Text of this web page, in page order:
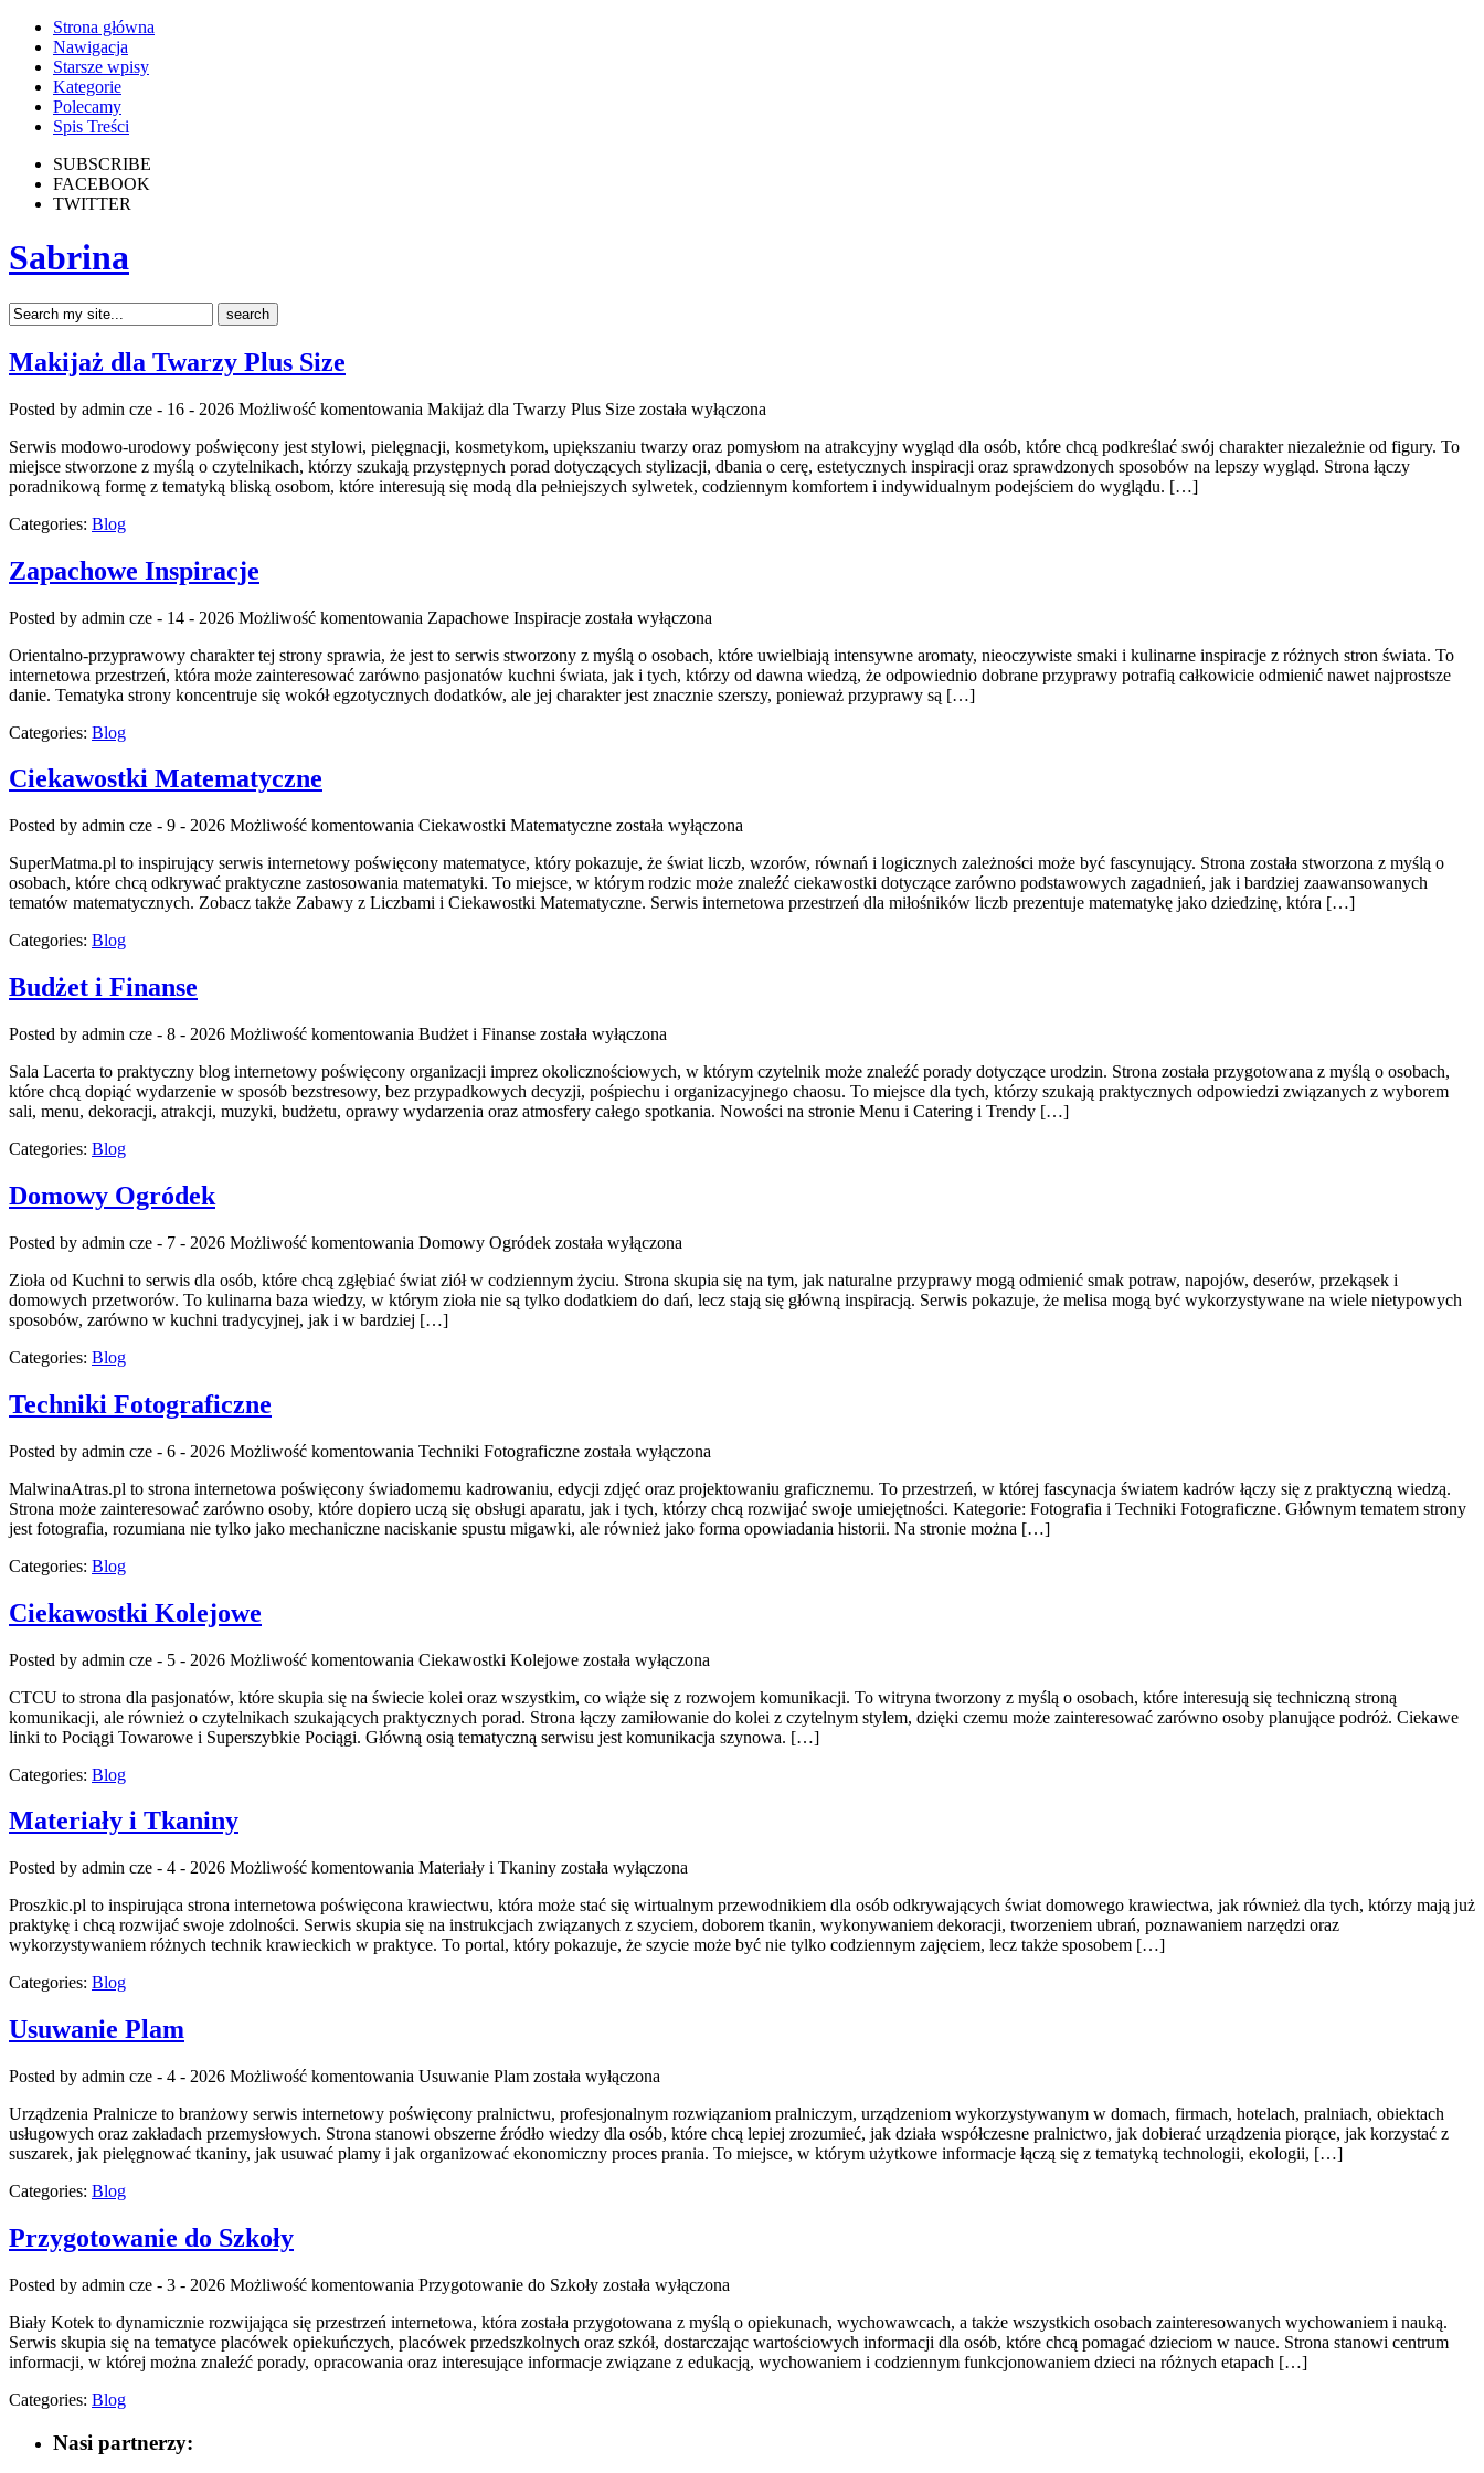
Strona główna
Nawigacja
Starsze wpisy
Kategorie
Polecamy
Spis Treści
SUBSCRIBE
FACEBOOK
TWITTER
Sabrina
Makijaż dla Twarzy Plus Size
Posted by admin cze - 16 - 2026 Możliwość komentowania Makijaż dla Twarzy Plus Size została wyłączona
Serwis modowo-urodowy poświęcony jest stylowi, pielęgnacji, kosmetykom, upiększaniu twarzy oraz pomysłom na atrakcyjny wygląd dla osób, które chcą podkreślać swój charakter niezależnie od figury. To
miejsce stworzone z myślą o czytelnikach, którzy szukają przystępnych porad dotyczących stylizacji, dbania o cerę, estetycznych inspiracji oraz sprawdzonych sposobów na lepszy wygląd. Strona łączy
poradnikową formę z tematyką bliską osobom, które interesują się modą dla pełniejszych sylwetek, codziennym komfortem i indywidualnym podejściem do wyglądu. […]
Categories: Blog
Zapachowe Inspiracje
Posted by admin cze - 14 - 2026 Możliwość komentowania Zapachowe Inspiracje została wyłączona
Orientalno-przyprawowy charakter tej strony sprawia, że jest to serwis stworzony z myślą o osobach, które uwielbiają intensywne aromaty, nieoczywiste smaki i kulinarne inspiracje z różnych stron świata. To
internetowa przestrzeń, która może zainteresować zarówno pasjonatów kuchni świata, jak i tych, którzy od dawna wiedzą, że odpowiednio dobrane przyprawy potrafią całkowicie odmienić nawet najprostsze
danie. Tematyka strony koncentruje się wokół egzotycznych dodatków, ale jej charakter jest znacznie szerszy, ponieważ przyprawy są […]
Categories: Blog
Ciekawostki Matematyczne
Posted by admin cze - 9 - 2026 Możliwość komentowania Ciekawostki Matematyczne została wyłączona
SuperMatma.pl to inspirujący serwis internetowy poświęcony matematyce, który pokazuje, że świat liczb, wzorów, równań i logicznych zależności może być fascynujący. Strona została stworzona z myślą o
osobach, które chcą odkrywać praktyczne zastosowania matematyki. To miejsce, w którym rodzic może znaleźć ciekawostki dotyczące zarówno podstawowych zagadnień, jak i bardziej zaawansowanych
tematów matematycznych. Zobacz także Zabawy z Liczbami i Ciekawostki Matematyczne. Serwis internetowa przestrzeń dla miłośników liczb prezentuje matematykę jako dziedzinę, która […]
Categories: Blog
Budżet i Finanse
Posted by admin cze - 8 - 2026 Możliwość komentowania Budżet i Finanse została wyłączona
Sala Lacerta to praktyczny blog internetowy poświęcony organizacji imprez okolicznościowych, w którym czytelnik może znaleźć porady dotyczące urodzin. Strona została przygotowana z myślą o osobach,
które chcą dopiąć wydarzenie w sposób bezstresowy, bez przypadkowych decyzji, pośpiechu i organizacyjnego chaosu. To miejsce dla tych, którzy szukają praktycznych odpowiedzi związanych z wyborem
sali, menu, dekoracji, atrakcji, muzyki, budżetu, oprawy wydarzenia oraz atmosfery całego spotkania. Nowości na stronie Menu i Catering i Trendy […]
Categories: Blog
Domowy Ogródek
Posted by admin cze - 7 - 2026 Możliwość komentowania Domowy Ogródek została wyłączona
Zioła od Kuchni to serwis dla osób, które chcą zgłębiać świat ziół w codziennym życiu. Strona skupia się na tym, jak naturalne przyprawy mogą odmienić smak potraw, napojów, deserów, przekąsek i
domowych przetworów. To kulinarna baza wiedzy, w którym zioła nie są tylko dodatkiem do dań, lecz stają się główną inspiracją. Serwis pokazuje, że melisa mogą być wykorzystywane na wiele nietypowych
sposobów, zarówno w kuchni tradycyjnej, jak i w bardziej […]
Categories: Blog
Techniki Fotograficzne
Posted by admin cze - 6 - 2026 Możliwość komentowania Techniki Fotograficzne została wyłączona
MalwinaAtras.pl to strona internetowa poświęcony świadomemu kadrowaniu, edycji zdjęć oraz projektowaniu graficznemu. To przestrzeń, w której fascynacja światem kadrów łączy się z praktyczną wiedzą.
Strona może zainteresować zarówno osoby, które dopiero uczą się obsługi aparatu, jak i tych, którzy chcą rozwijać swoje umiejętności. Kategorie: Fotografia i Techniki Fotograficzne. Głównym tematem strony
jest fotografia, rozumiana nie tylko jako mechaniczne naciskanie spustu migawki, ale również jako forma opowiadania historii. Na stronie można […]
Categories: Blog
Ciekawostki Kolejowe
Posted by admin cze - 5 - 2026 Możliwość komentowania Ciekawostki Kolejowe została wyłączona
CTCU to strona dla pasjonatów, które skupia się na świecie kolei oraz wszystkim, co wiąże się z rozwojem komunikacji. To witryna tworzony z myślą o osobach, które interesują się techniczną stroną
komunikacji, ale również o czytelnikach szukających praktycznych porad. Strona łączy zamiłowanie do kolei z czytelnym stylem, dzięki czemu może zainteresować zarówno osoby planujące podróż. Ciekawe
linki to Pociągi Towarowe i Superszybkie Pociągi. Główną osią tematyczną serwisu jest komunikacja szynowa. […]
Categories: Blog
Materiały i Tkaniny
Posted by admin cze - 4 - 2026 Możliwość komentowania Materiały i Tkaniny została wyłączona
Proszkic.pl to inspirująca strona internetowa poświęcona krawiectwu, która może stać się wirtualnym przewodnikiem dla osób odkrywających świat domowego krawiectwa, jak również dla tych, którzy mają już
praktykę i chcą rozwijać swoje zdolności. Serwis skupia się na instrukcjach związanych z szyciem, doborem tkanin, wykonywaniem dekoracji, tworzeniem ubrań, poznawaniem narzędzi oraz
wykorzystywaniem różnych technik krawieckich w praktyce. To portal, który pokazuje, że szycie może być nie tylko codziennym zajęciem, lecz także sposobem […]
Categories: Blog
Usuwanie Plam
Posted by admin cze - 4 - 2026 Możliwość komentowania Usuwanie Plam została wyłączona
Urządzenia Pralnicze to branżowy serwis internetowy poświęcony pralnictwu, profesjonalnym rozwiązaniom pralniczym, urządzeniom wykorzystywanym w domach, firmach, hotelach, pralniach, obiektach
usługowych oraz zakładach przemysłowych. Strona stanowi obszerne źródło wiedzy dla osób, które chcą lepiej zrozumieć, jak działa współczesne pralnictwo, jak dobierać urządzenia piorące, jak korzystać z
suszarek, jak pielęgnować tkaniny, jak usuwać plamy i jak organizować ekonomiczny proces prania. To miejsce, w którym użytkowe informacje łączą się z tematyką technologii, ekologii, […]
Categories: Blog
Przygotowanie do Szkoły
Posted by admin cze - 3 - 2026 Możliwość komentowania Przygotowanie do Szkoły została wyłączona
Biały Kotek to dynamicznie rozwijająca się przestrzeń internetowa, która została przygotowana z myślą o opiekunach, wychowawcach, a także wszystkich osobach zainteresowanych wychowaniem i nauką.
Serwis skupia się na tematyce placówek opiekuńczych, placówek przedszkolnych oraz szkół, dostarczając wartościowych informacji dla osób, które chcą pomagać dzieciom w nauce. Strona stanowi centrum
informacji, w której można znaleźć porady, opracowania oraz interesujące informacje związane z edukacją, wychowaniem i codziennym funkcjonowaniem dzieci na różnych etapach […]
Categories: Blog
Nasi partnerzy: